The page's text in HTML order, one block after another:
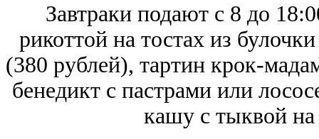
Завтраки подают с 8 до
рикоттой на тостах из
(380 рублей), тартин крок-
бенедикт с пастрами или
кашу с тыквой